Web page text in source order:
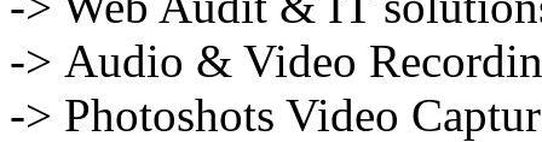
-> Audio & Video
-> Photoshots Video